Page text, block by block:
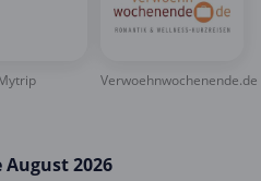
Verwoehnwochenende.de
2026